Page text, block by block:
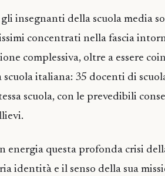
insegnanti della scuola media
concentrati nella fascia
complessiva, oltre a essere
italiana: 35 docenti di
scuola, con le prevedibili
energia questa profonda crisi
identità e il senso della sua